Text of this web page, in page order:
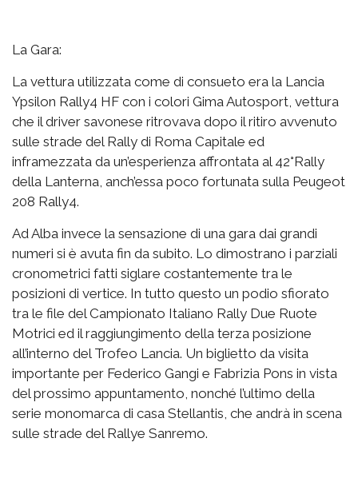
La Gara:
La vettura utilizzata come di consueto era la Lancia
Ypsilon Rally4 HF con i colori Gima Autosport, vettura
che il driver savonese ritrovava dopo il ritiro avvenuto
sulle strade del Rally di Roma Capitale ed
inframezzata da un’esperienza affrontata al 42°Rally
della Lanterna, anch’essa poco fortunata sulla Peugeot
208 Rally4.
Ad Alba invece la sensazione di una gara dai grandi
numeri si è avuta fin da subito. Lo dimostrano i parziali
cronometrici fatti siglare costantemente tra le
posizioni di vertice. In tutto questo un podio sfiorato
tra le file del Campionato Italiano Rally Due Ruote
Motrici ed il raggiungimento della terza posizione
all’interno del Trofeo Lancia. Un biglietto da visita
importante per Federico Gangi e Fabrizia Pons in vista
del prossimo appuntamento, nonché l’ultimo della
serie monomarca di casa Stellantis, che andrà in scena
sulle strade del Rallye Sanremo.